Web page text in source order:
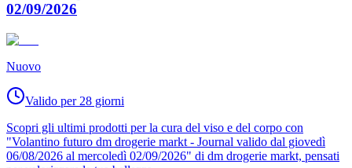
02/09/2026
Nuovo
Valido per 28 giorni
Scopri gli ultimi prodotti per la cura del viso e del corpo con
"Volantino futuro dm drogerie markt - Journal valido dal giovedì
06/08/2026 al mercoledì 02/09/2026" di dm drogerie markt, pensati